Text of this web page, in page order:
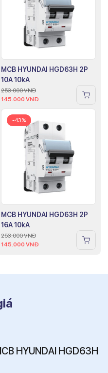
MCB HYUNDAI HGD63H 2P
10A 10kA
253.000VNĐ
145.000 VNĐ
-43%
MCB HYUNDAI HGD63H 2P
16A 10kA
253.000VNĐ
145.000 VNĐ
HYUNDAI HGD63H